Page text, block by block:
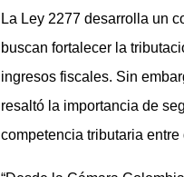
La Ley 2277 desarrolla un
buscan fortalecer la
ingresos fiscales. Sin
resaltó la importancia de
competencia tributaria